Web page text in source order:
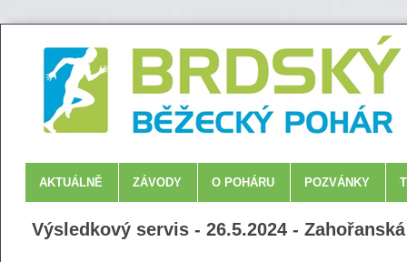
AKTUÁLNĚ ZÁVODY O POHÁRU POZVÁNKY
Výsledkový servis - 26.5.2024 -